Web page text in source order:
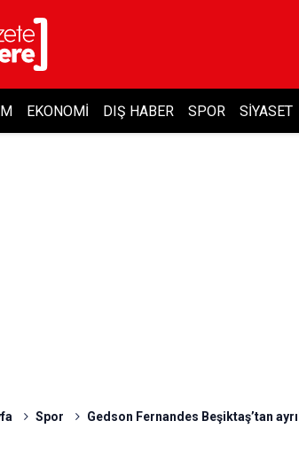
EKONOMI DIŞ HABER SPOR SIYASET
Spor Gedson Fernandes Beşiktaş’tan